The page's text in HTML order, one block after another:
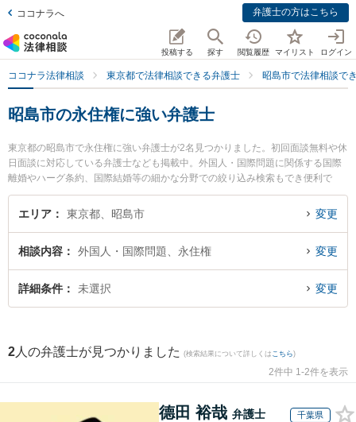
ココナラへ 弁護士の方はこちら
投稿する 探す 閲覧履歴 マイリスト ログイン
ココナラ法律相談 東京都で法律相談できる弁護士 昭島市で法律相談で
昭島市の永住権に強い弁護士
東京都の昭島市で永住権に強い弁護士が2名見つかりました。初回面談無料や休
日面談に対応している弁護士なども掲載中。外国人・国際問題に関係する国際
離婚やハーグ条約、国際結婚等の細かな分野での絞り込み検索もでき便利で
す。特に金法律事務所の金 浩俊弁護士や多摩Kollect法律事務所の永戸 考弁護士
のプロフィール情報や弁護士費用、強みなどが注目されています。『昭島市で
で永住権を法律相談できる昭島市内の弁護士に相談予約したい』などでお困り
の相談者さんにおすすめです。
エリア 東京都、昭島市 変更
相談内容 外国人・国際問題、永住権 変更
詳細条件 未選択 変更
2 人の弁護士が見つかりました (検索結果について詳しくは こちら)
2件中 1-2件を表示
德田 裕哉 弁護士 千葉県